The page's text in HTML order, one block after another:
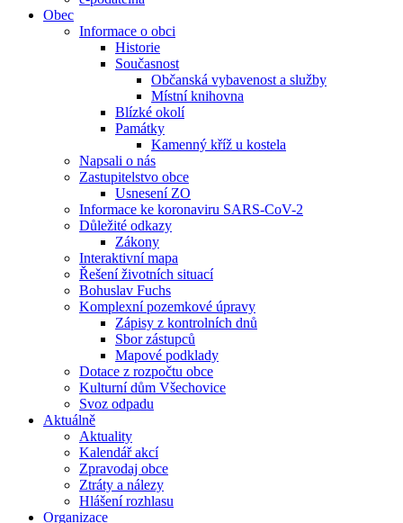
Obec
Informace o obci
Historie
Současnost
Občanská vybavenost a služby
Místní knihovna
Blízké okolí
Památky
Kamenný kříž u kostela
Napsali o nás
Zastupitelstvo obce
Usnesení ZO
Informace ke koronaviru SARS-CoV-2
Důležité odkazy
Zákony
Interaktivní mapa
Řešení životních situací
Bohuslav Fuchs
Komplexní pozemkové úpravy
Zápisy z kontrolních dnů
Sbor zástupců
Mapové podklady
Dotace z rozpočtu obce
Kulturní dům Všechovice
Svoz odpadu
Aktuálně
Aktuality
Kalendář akcí
Zpravodaj obce
Ztráty a nálezy
Hlášení rozhlasu
Organizace